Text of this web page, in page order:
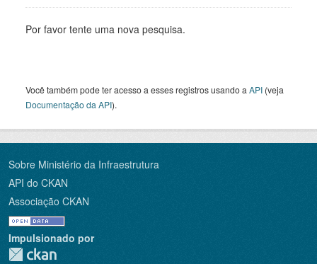
Por favor tente uma nova pesquisa.
Você também pode ter acesso a esses registros usando a API (veja
Documentação da API).
Sobre Ministério da Infraestrutura
API do CKAN
Associação CKAN
Impulsionado por